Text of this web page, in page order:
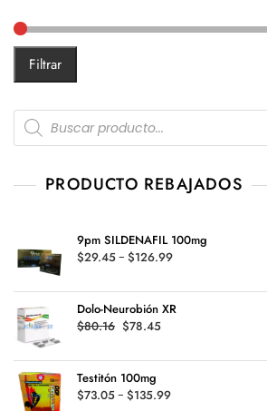
Filtrar
Products
search
PRODUCTO REBAJADOS
9pm SILDENAFIL 100mg
$29.45- $126.99Rango
precios:
desde
$126.99
Dolo-Neurobión XR
$80.16 Original
was:
$80.16.
$78.45
is:
Testitón 100mg
$73.05- $135.99Rango